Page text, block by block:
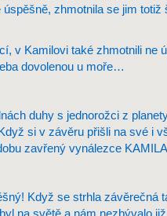
zhmotnila se jim totiž
v Kamilovi také zhmotnili ne
dovolenou u moře…
duhy s jednorožci z
si v závěru přišli na své i
zavřený vynálezce
Když se strhla závěrečná
na světě a nám nezbývalo